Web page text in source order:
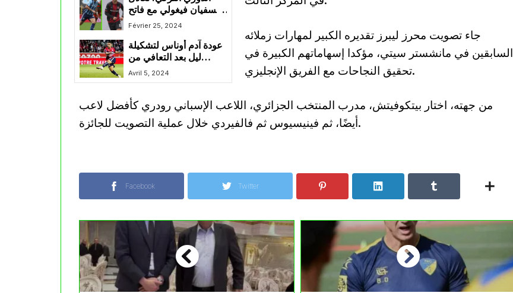
لسفيان فيغولي مع فاتح
كاراجومروك و هزيمة
سبور
Février 25, 2024
عودة آدم أوناس لتشكيلة
ليل بعد التعافي من
الإصابة
Avril 5, 2024
جاء تصويت محرز ليبرز تقديره الكبير لمهارات زملائه
السابقين في مانشستر سيتي، مؤكدا إسهاماتهم الكبيرة في
تحقيق النجاحات مع الفريق الإنجليزي.
من جهته، اختار بيتكوفيتش، مدرب المنتخب الجزائري، اللاعب الإسباني رودري كأفضل لاعب
أيضًا، ثم فينيسيوس ثم فالفيردي خلال عملية التصويت للجائزة.
Facebook Twitter